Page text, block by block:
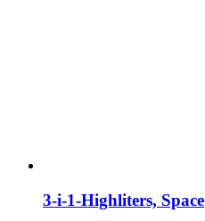
3-i-1-Highliters, Space